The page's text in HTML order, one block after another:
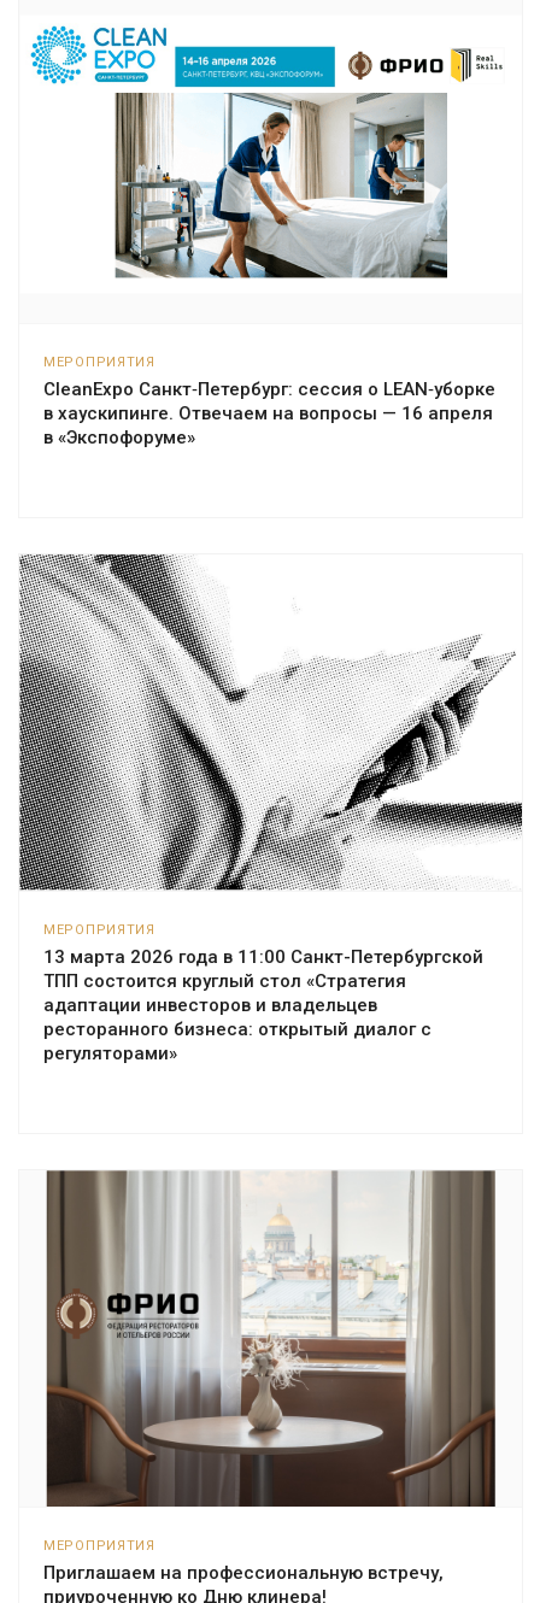
МЕРОПРИЯТИЯ
CleanExpo Санкт‑Петербург: сессия о LEAN‑уборке
в хаускипинге. Отвечаем на вопросы — 16 апреля
в «Экспофоруме»
МЕРОПРИЯТИЯ
13 марта 2026 года в 11:00 Санкт-Петербургской
ТПП состоится круглый стол «Стратегия
адаптации инвесторов и владельцев
ресторанного бизнеса: открытый диалог с
регуляторами»
МЕРОПРИЯТИЯ
Приглашаем на профессиональную встречу,
приуроченную ко Дню клинера!